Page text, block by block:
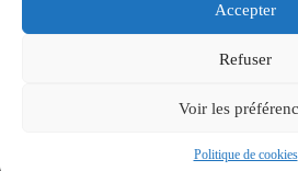
Accepter
Refuser
Voir les
Politique de cookies
Copyright © 2026 - André Machado